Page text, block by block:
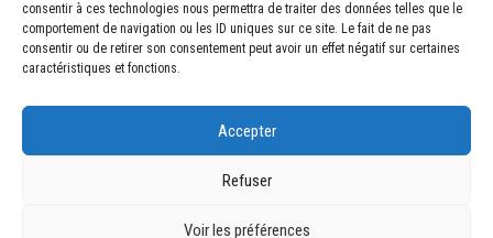
consentir à ces technologies nous permettra de traiter des données telles que le
comportement de navigation ou les ID uniques sur ce site. Le fait de ne pas
consentir ou de retirer son consentement peut avoir un effet négatif sur certaines
caractéristiques et fonctions.
Accepter
Refuser
Voir les préférences
84, boulevard Léon Jouhaux
CS 80221 - 63021 Clermont-Ferrand Cedex 2
Téléphone:+33 (0) 4 51 11 00 20
accueil@asm-omnisports.com